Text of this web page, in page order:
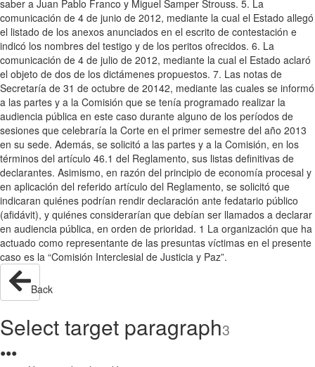
saber a Juan Pablo Franco y Miguel Samper Strouss. 5. La
comunicación de 4 de junio de 2012, mediante la cual el Estado allegó
el listado de los anexos anunciados en el escrito de contestación e
indicó los nombres del testigo y de los peritos ofrecidos. 6. La
comunicación de 4 de julio de 2012, mediante la cual el Estado aclaró
el objeto de dos de los dictámenes propuestos. 7. Las notas de
Secretaría de 31 de octubre de 20142, mediante las cuales se informó
a las partes y a la Comisión que se tenía programado realizar la
audiencia pública en este caso durante alguno de los períodos de
sesiones que celebraría la Corte en el primer semestre del año 2013
en su sede. Además, se solicitó a las partes y a la Comisión, en los
términos del artículo 46.1 del Reglamento, sus listas definitivas de
declarantes. Asimismo, en razón del principio de economía procesal y
en aplicación del referido artículo del Reglamento, se solicitó que
indicaran quiénes podrían rendir declaración ante fedatario público
(afidávit), y quiénes considerarían que debían ser llamados a declarar
en audiencia pública, en orden de prioridad. 1 La organización que ha
actuado como representante de las presuntas víctimas en el presente
caso es la “Comisión Interclesial de Justicia y Paz”.
Back
Select target paragraph3
●●●